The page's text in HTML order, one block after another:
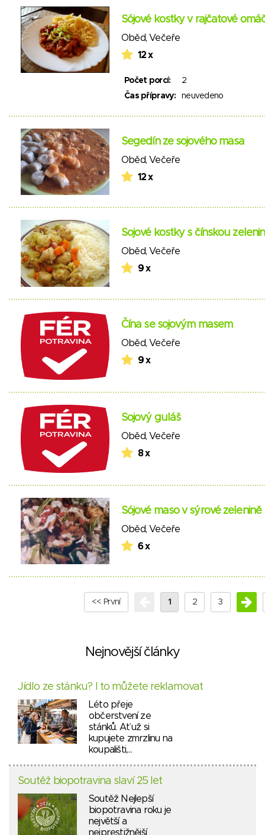
Sójové kostky v rajčatové
Oběd,Večeře
12 x
Počet porcí:
2
Čas přípravy:
neuvedeno
Segedín ze sojového masa
Oběd,Večeře
12 x
Sojové kostky s čínskou
Oběd, Večeře
9 x
Čína se sojovým masem
Oběd,Večeře
9 x
Sojový guláš
Oběd,Večeře
8 x
Sójové maso v sýrové zelenině
Oběd,Večeře
6 x
<< První 1 2 3
Nejnovější články
Jídlo ze stánku? I to můžete reklamovat
Léto přeje
občerstvení ze
stánků. Ať už si
kupujete zmrzlinu na
koupališti,…
Soutěž biopotravina slaví 25 let
Soutěž Nejlepší
biopotravina roku je
největší a
nejprestižnější